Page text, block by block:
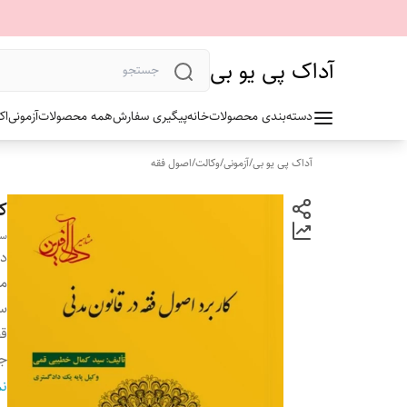
آداک پی یو بی
دسته‌بندی محصولاتخانهپیگیری سفارشهمه محصولاتآزمونی
آداک پی یو بی/آزمونی/وکالت/اصول فقه